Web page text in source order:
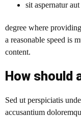
sit aspernatur
degree where
a reasonable speed is
content.
How should
Sed ut perspiciatis
accusantium